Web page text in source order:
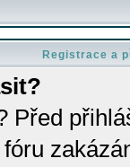
Registrace a
Před